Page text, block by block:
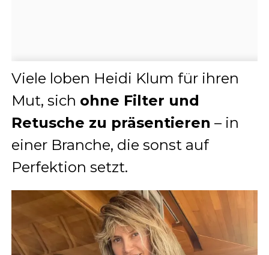
Viele loben Heidi Klum für ihren
Mut, sich ohne Filter und
Retusche zu präsentieren – in
einer Branche, die sonst auf
Perfektion setzt.